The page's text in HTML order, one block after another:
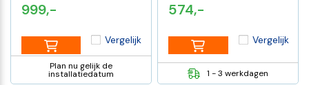
999,-
Plan nu gelijk de
installatiedatum
Vergelijk
574,-
1 - 3 werkdagen
Vergelijk